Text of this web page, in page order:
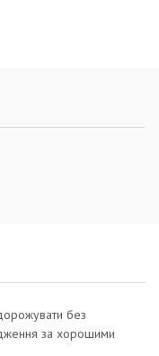
без
за хорошими